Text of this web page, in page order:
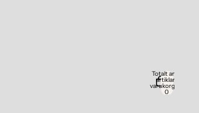
Totalt antal
artiklar i
varukorgen:
0